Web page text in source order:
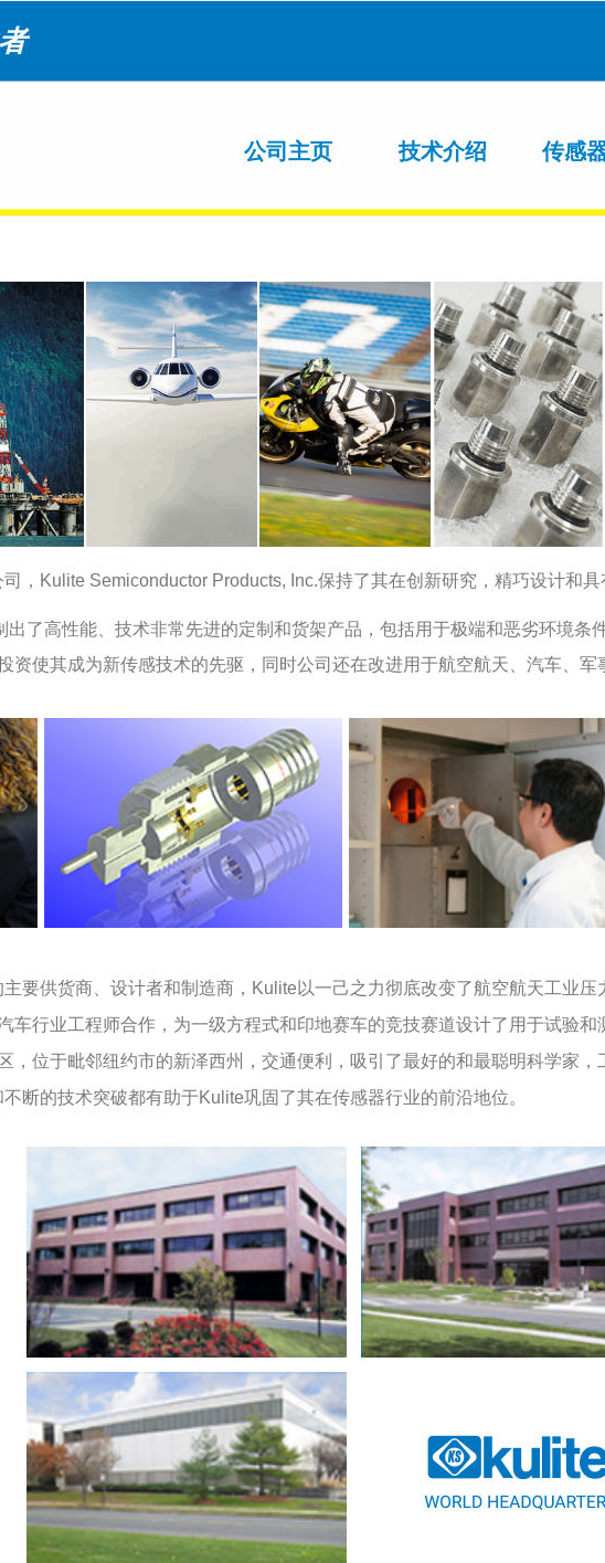
公司主页 技术介绍 传感
，Kulite Semiconductor Products, Inc.保持了其在创新研究，精巧设计和
出了高性能、技术非常先进的定制和货架产品，包括用于极端和恶劣环境条
资使其成为新传感技术的先驱，同时公司还在改进用于航空航天、汽车、
要供货商、设计者和制造商，Kulite以一己之力彻底改变了航空航天工业
车行业工程师合作，为一级方程式和印地赛车的竞技赛道设计了用于试验和
，位于毗邻纽约市的新泽西州，交通便利，吸引了最好的和最聪明科学家
断的技术突破都有助于Kulite巩固了其在传感器行业的前沿地位。